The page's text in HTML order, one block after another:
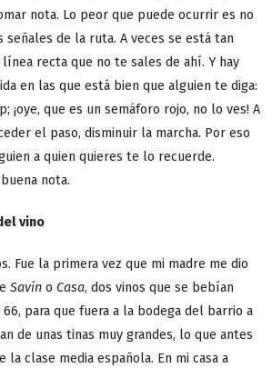
nota. Lo peor que puede ocurrir es no
señales de la ruta. A veces se está tan
recta que no te sales de ahí. Y hay
en las que está bien que alguien te diga:
¡oye, que es un semáforo rojo, no lo ves! A
el paso, disminuir la marcha. Por eso
a quien quieres te lo recuerde.
nota.
vino
Fue la primera vez que mi madre me dio
Savín o Casa, dos vinos que se bebían
para que fuera a la bodega del barrio a
de unas tinas muy grandes, lo que antes
la clase media española. En mi casa a